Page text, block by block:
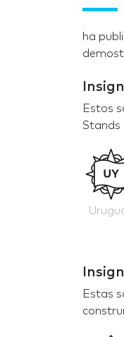
ha
Estos
Stands
Estas